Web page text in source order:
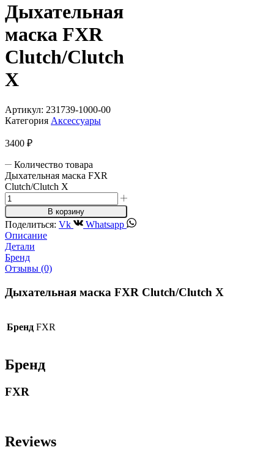
Дыхательная
маска FXR
Clutch/Clutch
X
Артикул: 231739-1000-00
Категория Аксессуары
3400 ₽
Количество товара
Дыхательная маска FXR
Clutch/Clutch X
В корзину
Поделиться: Vk
Whatsapp
Описание
Детали
Бренд
Отзывы (0)
Дыхательная маска FXR Clutch/Clutch X
Бренд FXR
Бренд
FXR
Reviews